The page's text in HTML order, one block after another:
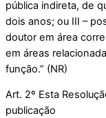
pública indireta, de
dois anos; ou III –
doutor em área
em áreas
função.” (NR)
Art. 2º Esta
publicação